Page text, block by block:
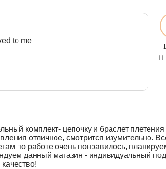
to me
комплект- цепочку и браслет плетения
отличное, смотрится изумительно.
по работе очень понравилось,
данный магазин - индивидуальный